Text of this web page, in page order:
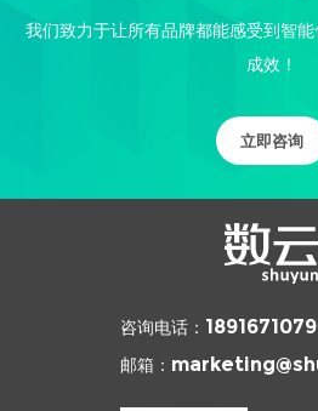
我们致力于让所有品牌都能感受到智
成效！
立即咨询
咨询电话：
邮箱：